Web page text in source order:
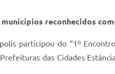
reconhecidos
participou do “1º
das Cidades